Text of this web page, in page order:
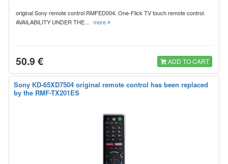
original Sony remote control RMFED004. One-Flick TV touch remote control.
AVAILABILITY UNDER THE… more
50.9 € ADD TO CART
Sony KD-65XD7504 original remote control has been replaced
by the RMF-TX201ES